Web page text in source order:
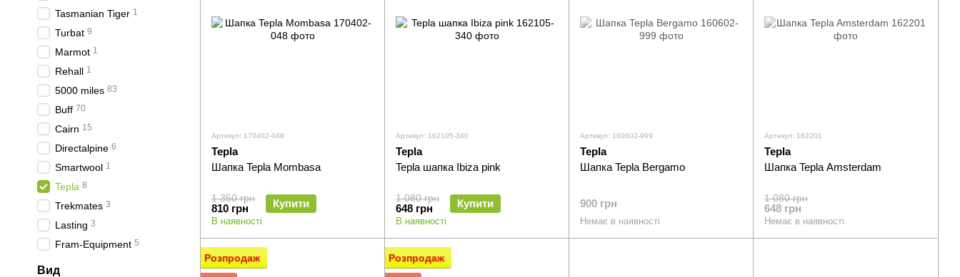
Артикул: 170402-048
Tepla
Шапка Tepla Mombasa
1 350 грн
810 грн Купити
В наявності
Артикул: 162105-340
Tepla
Tepla шапка Ibiza pink
1 080 грн
648 грн Купити
В наявності
Артикул: 160602-999
Tepla
Шапка Tepla Bergamo
900 грн
Немає в наявності
Артикул: 162201
Tepla
Шапка Tepla Amsterdam
1 080 грн
648 грн
Немає в наявності
Розпродаж Розпродаж
Tasmanian Tiger 1
Turbat 9
Marmot 1
Rehall 1
5000 miles 83
Buff 70
Cairn 15
Directalpine 6
Smartwool 1
Tepla 8
Trekmates 3
Lasting 3
Fram-Equipment 5
Вид